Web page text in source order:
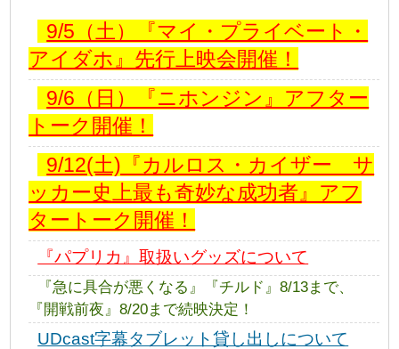
9/5（土）『マイ・プライベート・
アイダホ』先行上映会開催！
9/6（日）『ニホンジン』アフター
トーク開催！
9/12(土)『カルロス・カイザー サ
ッカー史上最も奇妙な成功者』アフ
タートーク開催！
『パプリカ』取扱いグッズについて
『急に具合が悪くなる』『チルド』8/13まで、
『開戦前夜』8/20まで続映決定！
UDcast字幕タブレット貸し出しについて